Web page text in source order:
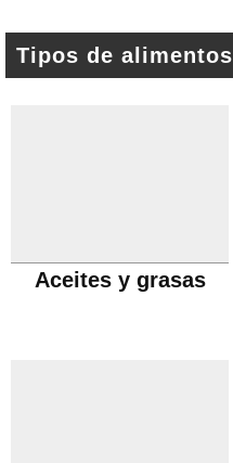
Tipos de alimentos
Aceites y grasas